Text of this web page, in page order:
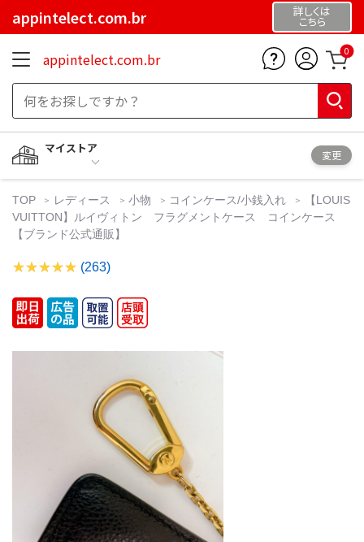
appintelect.com.br 詳しくは
こちら
appintelect.com.br 0
マイストア
変更
TOP レディース 小物 コインケース/小銭入れ
【LOUIS
VUITTON】ルイヴィトン フラグメントケース コインケース
【ブランド公式通販】
(263)